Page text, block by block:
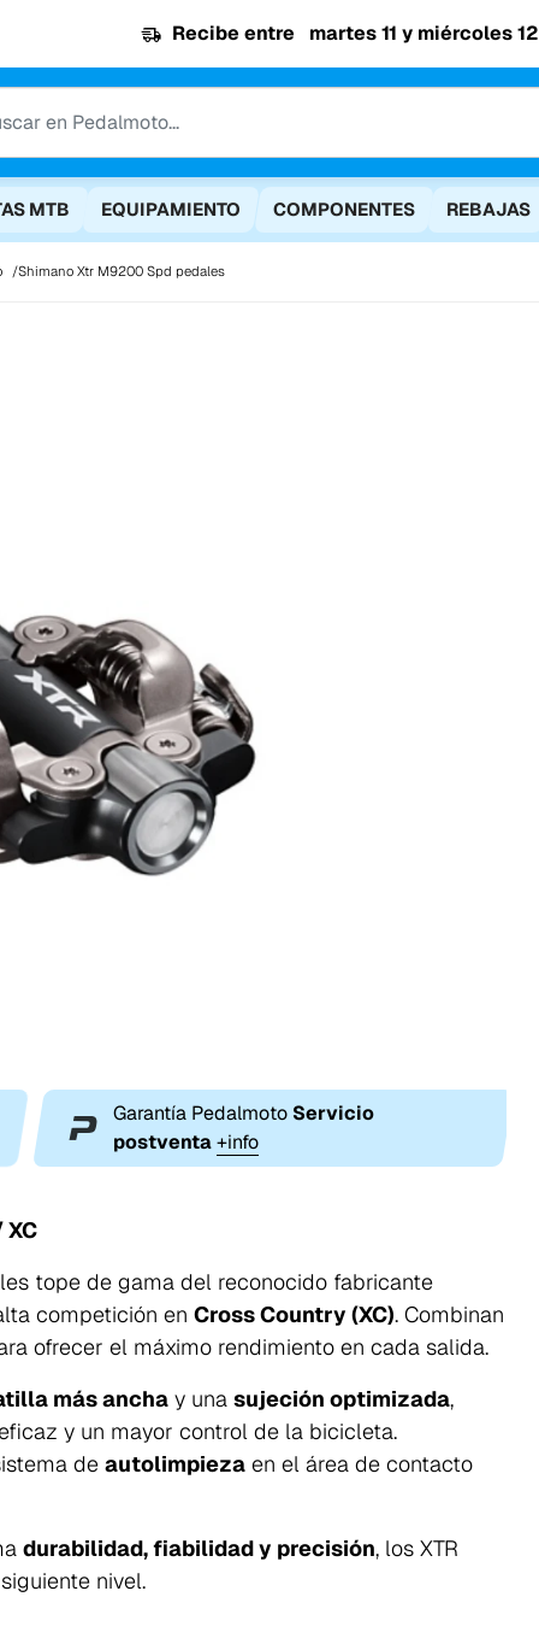
Recibe entre martes 11 y miércoles 12
MTB EQUIPAMIENTO COMPONENTES REBAJAS
Shimano Xtr M9200 Spd pedales
Garantía Pedalmoto Servicio
postventa +info
XC
tope de gama del reconocido fabricante
competición en Cross Country (XC). Combinan
ofrecer el máximo rendimiento en cada salida.
más ancha y una sujeción optimizada,
y un mayor control de la bicicleta.
de autolimpieza en el área de contacto
durabilidad, fiabilidad y precisión, los XTR
nivel.